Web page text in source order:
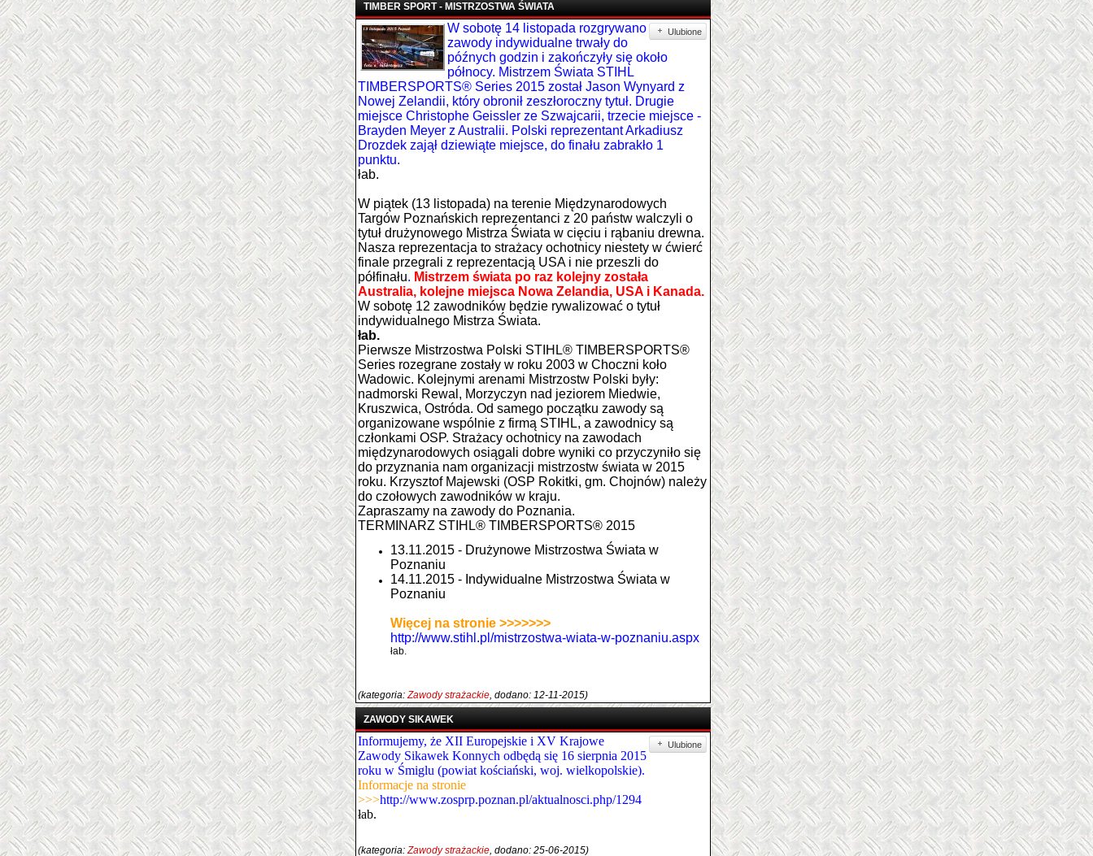
TIMBER SPORT - MISTRZOSTWA ŚWIATA
Ulubione
W sobotę 14 listopada rozgrywano
zawody indywidualne trwały do
późnych godzin i zakończyły się około
północy. Mistrzem Świata STIHL
TIMBERSPORTS® Series 2015 został Jason Wynyard z
Nowej Zelandii, który obronił zeszłoroczny tytuł. Drugie
miejsce Christophe Geissler ze Szwajcarii, trzecie miejsce -
Brayden Meyer z Australii. Polski reprezentant Arkadiusz
Drozdek zajął dziewiąte miejsce, do finału zabrakło 1
punktu.
łab.
W piątek (13 listopada) na terenie Międzynarodowych
Targów Poznańskich reprezentanci z 20 państw walczyli o
tytuł drużynowego Mistrza Świata w cięciu i rąbaniu drewna.
Nasza reprezentacja to strażacy ochotnicy niestety w ćwierć
finale przegrali z reprezentacją USA i nie przeszli do
półfinału. Mistrzem świata po raz kolejny została
Australia, kolejne miejsca Nowa Zelandia, USA i Kanada.
W sobotę 12 zawodników będzie rywalizować o tytuł
indywidualnego Mistrza Świata.
łab.
Pierwsze Mistrzostwa Polski STIHL® TIMBERSPORTS®
Series rozegrane zostały w roku 2003 w Choczni koło
Wadowic. Kolejnymi arenami Mistrzostw Polski były:
nadmorski Rewal, Morzyczyn nad jeziorem Miedwie,
Kruszwica, Ostróda. Od samego początku zawody są
organizowane wspólnie z firmą STIHL, a zawodnicy są
członkami OSP. Strażacy ochotnicy na zawodach
międzynarodowych osiągali dobre wyniki co przyczyniło się
do przyznania nam organizacji mistrzostw świata w 2015
roku. Krzysztof Majewski (OSP Rokitki, gm. Chojnów) należy
do czołowych zawodników w kraju.
Zapraszamy na zawody do Poznania.
TERMINARZ STIHL® TIMBERSPORTS® 2015
13.11.2015 - Drużynowe Mistrzostwa Świata w
Poznaniu
14.11.2015 - Indywidualne Mistrzostwa Świata w
Poznaniu
Więcej na stronie >>>>>>>
http://www.stihl.pl/mistrzostwa-wiata-w-poznaniu.aspx
łab.
(kategoria:Zawody strażackie, dodano: 12-11-2015)
ZAWODY SIKAWEK
Ulubione
Informujemy, że XII Europejskie i XV Krajowe
Zawody Sikawek Konnych odbędą się 16 sierpnia 2015
roku w Śmiglu (powiat kościański, woj. wielkopolskie).
Informacje na stronie
>>>http://www.zosprp.poznan.pl/aktualnosci.php/1294
łab.
(kategoria:Zawody strażackie, dodano: 25-06-2015)